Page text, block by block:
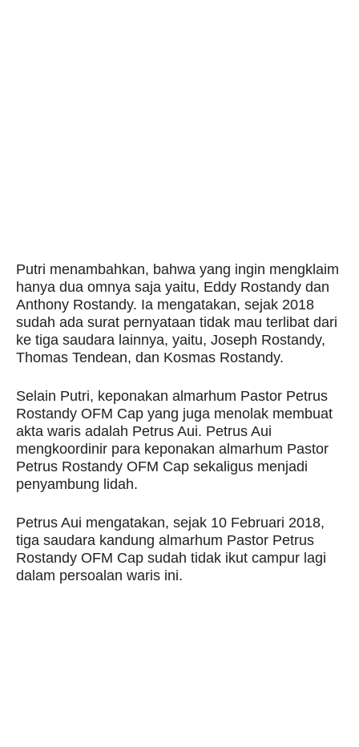
Putri menambahkan, bahwa yang ingin mengklaim
hanya dua omnya saja yaitu, Eddy Rostandy dan
Anthony Rostandy. Ia mengatakan, sejak 2018
sudah ada surat pernyataan tidak mau terlibat dari
ke tiga saudara lainnya, yaitu, Joseph Rostandy,
Thomas Tendean, dan Kosmas Rostandy.
Selain Putri, keponakan almarhum Pastor Petrus
Rostandy OFM Cap yang juga menolak membuat
akta waris adalah Petrus Aui. Petrus Aui
mengkoordinir para keponakan almarhum Pastor
Petrus Rostandy OFM Cap sekaligus menjadi
penyambung lidah.
Petrus Aui mengatakan, sejak 10 Februari 2018,
tiga saudara kandung almarhum Pastor Petrus
Rostandy OFM Cap sudah tidak ikut campur lagi
dalam persoalan waris ini.